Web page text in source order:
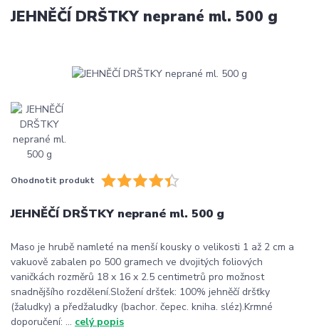
JEHNĚČÍ DRŠTKY neprané ml. 500 g
Ohodnotit produkt
JEHNĚČÍ DRŠTKY neprané ml. 500 g
Maso je hrubě namleté na menší kousky o velikosti 1 až 2 cm a
vakuově zabalen po 500 gramech ve dvojitých foliových
vaničkách rozměrů 18 x 16 x 2.5 centimetrů pro možnost
snadnějšího rozdělení.Složení dršťek: 100% jehněčí dršťky
(žaludky) a předžaludky (bachor. čepec. kniha. sléz).Krmné
doporučení: ... celý popis